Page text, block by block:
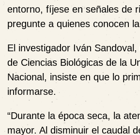
entorno, fíjese en señales de
pregunte a quienes conocen
El investigador Iván
de Ciencias Biológicas de la
Nacional, insiste en que lo
informarse.
“Durante la época seca, la
mayor. Al disminuir el caudal